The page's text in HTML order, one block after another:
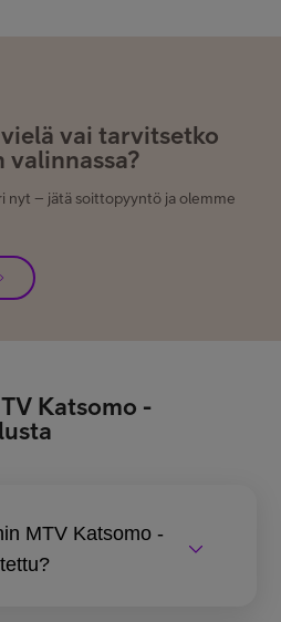
vai tarvitsetko
valinnassa?
nyt – jätä soittopyyntö ja olemme
Katsomo -
MTV Katsomo -